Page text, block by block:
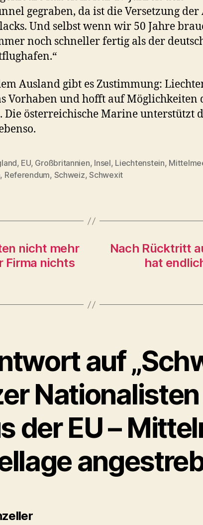
gegraben, da ist die Versetzung der
Und selbst wenn wir 50 Jahre
noch schneller fertig als der
Ausland gibt es Zustimmung:
Vorhaben und hofft auf Möglichkeiten
Die österreichische Marine unterstützt
, EU, Großbritannien, Insel, Liechtenstein,
, Referendum, Schweiz,Schwexit
nicht mehr
Firma nichts
Nach Rücktritt
hat
auf
der EU –
sagt: